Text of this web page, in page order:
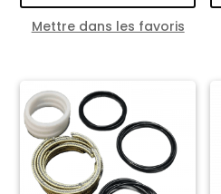
Mettre dans les favoris